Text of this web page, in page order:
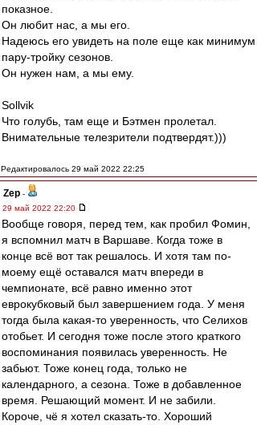
показное.
Он любит нас, а мы его.
Надеюсь его увидеть на поле еще как минимум
пару-тройку сезонов.
Он нужен нам, а мы ему.
Sollvik
Что голубь, там еще и Бэтмен пролетал.
Внимательные телезрители подтвердят.)))
Редактировалось 29 май 2022 22:25
Zep -
29 май 2022 22:20
Вообще говоря, перед тем, как пробил Фомин,
я вспомнил матч в Варшаве. Когда тоже в
конце всё вот так решалось. И хотя там по-
моему ещё оставался матч впереди в
чемпионате, всё равно именно этот
еврокубковый был завершением года. У меня
тогда была какая-то уверенность, что Селихов
отобьет. И сегодня тоже после этого краткого
воспоминания появилась уверенность. Не
забьют. Тоже конец года, только не
календарного, а сезона. Тоже в добавленное
время. Решающий момент. И не забили.
Короче, чё я хотел сказать-то. Хороший